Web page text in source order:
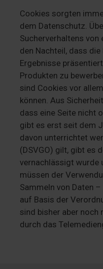
Cookies sorgten
dem Datenschutz.
Sucherverhaltens
den Nachteil, dass
Ergebnisse
Produkten zu
sind Cookies vor
können. Aus
dass eine Seite nicht
gibt es erst seit dem
davon unterrichtet
(DSVGO) gilt, gibt es
vernachlässigt wurde
müssen der
Sammeln von Daten
auf Basis der
sind bisher aber noch
durch das